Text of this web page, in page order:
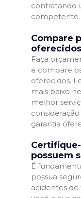
contratando
competente.
Compare
oferecidos
Faça
e compare
oferecidos.
mais baixo
melhor
garantia
possuem
É
possua
acidentes de